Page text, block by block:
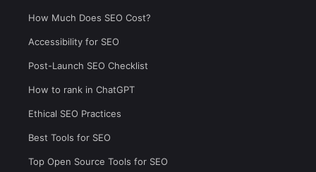
How Much Does SEO Cost?
Accessibility for SEO
Post-Launch SEO Checklist
How to rank in ChatGPT
Ethical SEO Practices
Best Tools for SEO
Top Open Source Tools for SEO